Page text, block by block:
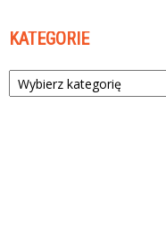
KATEGORIE
Kategorie